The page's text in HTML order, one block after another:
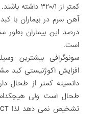
کمتر از ۳۲۰/۱ داشته باشند.
درصد این بیماران
است.
سونوگرافی بیشترین
طحال است ولی هیچکدام